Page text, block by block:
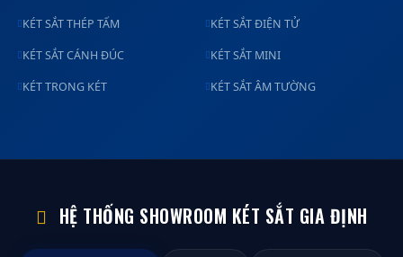
KÉT SẮT THÉP TẤM KÉT SẮT ĐIỆN TỬ
KÉT SẮT CÁNH ĐÚC KÉT SẮT MINI
KÉT TRONG KÉT KÉT SẮT ÂM TƯỜNG
HỆ THỐNG SHOWROOM KÉT SẮT GIA ĐỊNH